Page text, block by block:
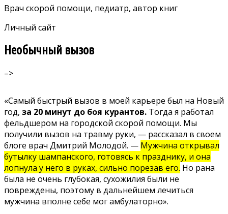
Врач скорой помощи, педиатр, автор книг
Личный сайт
Необычный вызов
–>
«Самый быстрый вызов в моей карьере был на Новый
год, за 20 минут до боя курантов. Тогда я работал
фельдшером на городской скорой помощи. Мы
получили вызов на травму руки, — рассказал в своем
блоге врач Дмитрий Молодой. — Мужчина открывал
бутылку шампанского, готовясь к празднику, и она
лопнула у него в руках, сильно порезав его. Но рана
была не очень глубокая, сухожилия были не
повреждены, поэтому в дальнейшем лечиться
мужчина вполне себе мог амбулаторно».